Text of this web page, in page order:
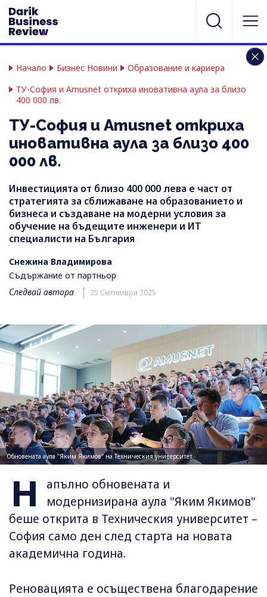
Начало Бизнес Новини
Образование и кариера
ТУ-София и Amusnet откриха иновативна аула за близо
400 000 лв.
ТУ-София и Amusnet откриха
иновативна аула за близо 400
000 лв.
Инвестицията от близо 400 000 лева е част от
стратегията за сближаване на образованието и
бизнеса и създаване на модерни условия за
обучение на бъдещите инженери и ИТ
специалисти на България
Снежина Владимирова
Съдържание от партньор
Следвай автора
25 Септември 2025
Обновената аула "Яким Якимов" на Техническия университет
Н
апълно обновената и
модернизирана аула "Яким Якимов"
беше открита в Техническия университет –
София само ден след старта на новата
академична година.
Реновацията е осъществена благодарение